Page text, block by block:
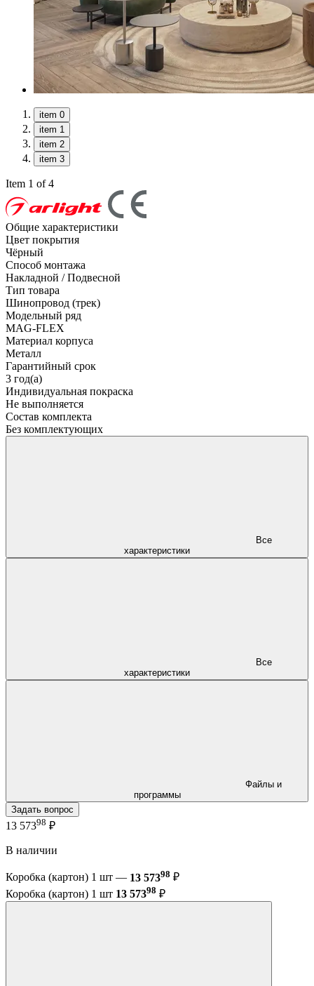
item 0
item 1
item 2
item 3
Item 1 of 4
Общие характеристики
Цвет покрытия
Чёрный
Способ монтажа
Накладной / Подвесной
Тип товара
Шинопровод (трек)
Модельный ряд
MAG-FLEX
Материал корпуса
Металл
Гарантийный срок
3 год(а)
Индивидуальная покраска
Не выполняется
Состав комплекта
Без комплектующих
характеристики
характеристики
программы
Задать вопрос
13 57398 ₽
В наличии
Коробка (картон) 1 шт — 13 57398 ₽
Коробка (картон) 1 шт 13 57398 ₽